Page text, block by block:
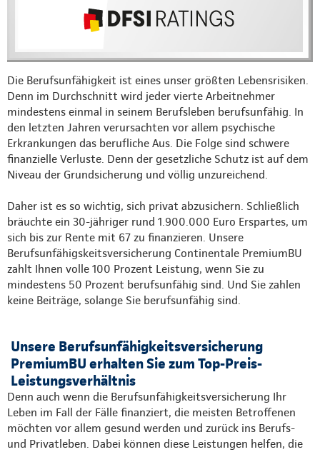
Die Berufsunfähigkeit ist eines unser größten Lebensrisiken.
Denn im Durchschnitt wird jeder vierte Arbeitnehmer
mindestens einmal in seinem Berufsleben berufsunfähig. In
den letzten Jahren verursachten vor allem psychische
Erkrankungen das berufliche Aus. Die Folge sind schwere
finanzielle Verluste. Denn der gesetzliche Schutz ist auf dem
Niveau der Grundsicherung und völlig unzureichend.
Daher ist es so wichtig, sich privat abzusichern. Schließlich
bräuchte ein 30-jähriger rund 1.900.000 Euro Erspartes, um
sich bis zur Rente mit 67 zu finanzieren. Unsere
Berufsunfähigskeitsversicherung Continentale PremiumBU
zahlt Ihnen volle 100 Prozent Leistung, wenn Sie zu
mindestens 50 Prozent berufsunfähig sind. Und Sie zahlen
keine Beiträge, solange Sie berufsunfähig sind.
Unsere Berufsunfähigkeitsversicherung
PremiumBU erhalten Sie zum Top-Preis-
Leistungsverhältnis
Denn auch wenn die Berufsunfähigkeitsversicherung Ihr
Leben im Fall der Fälle finanziert, die meisten Betroffenen
möchten vor allem gesund werden und zurück ins Berufs-
und Privatleben. Dabei können diese Leistungen helfen, die